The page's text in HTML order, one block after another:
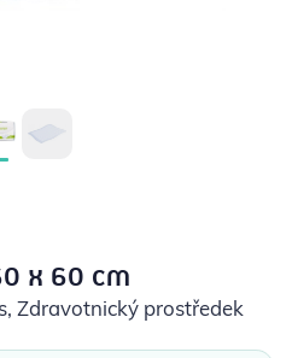
x 60 cm
, Zdravotnický prostředek